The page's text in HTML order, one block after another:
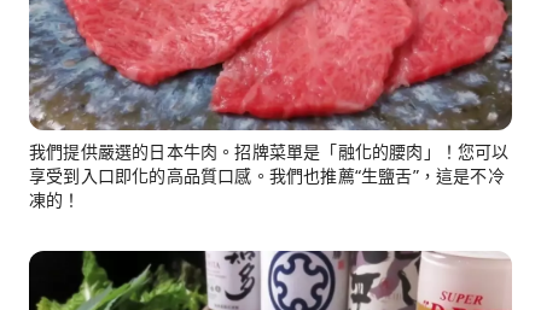
我們提供嚴選的日本牛肉。招牌菜單是「融化的腰肉」！您可以
享受到入口即化的高品質口感。我們也推薦“生鹽舌”，這是不冷
凍的！